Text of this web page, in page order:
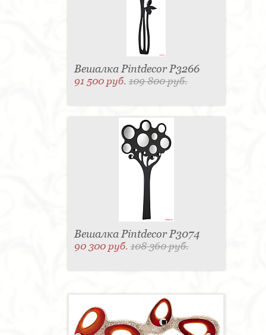
Вешалка Pintdecor P3266
91 500 руб.109 800 руб.
Вешалка Pintdecor P3074
90 300 руб.108 360 руб.